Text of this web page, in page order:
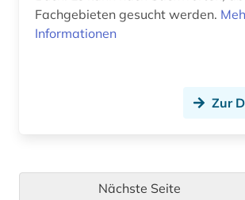
Fachgebieten gesucht werden.
Informationen
Zur
Nächste Seite